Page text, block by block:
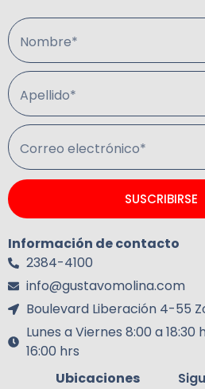
Nombre*
Apellido*
Correo electrónico*
SUSCRIBIRSE
Información de contacto
2384-4100
info@gustavomolina.com
Boulevard Liberación 4-55
Lunes a Viernes 8:00 a 18:30
16:00 hrs
Ubicaciones